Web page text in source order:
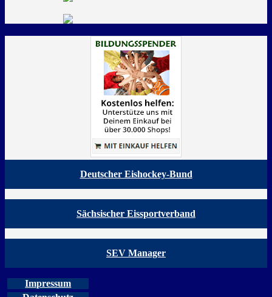
Deutscher Eishockey-Bund
Sächsischer Eissportverband
SEV Manager
Impressum